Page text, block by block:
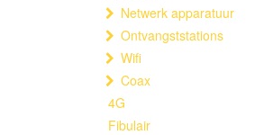
Netwerk apparatuur
Ontvangststations
Wifi
Coax
4G
Fibulair